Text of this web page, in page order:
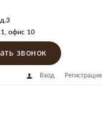
, офис 10
звонок
Вход Регистрация